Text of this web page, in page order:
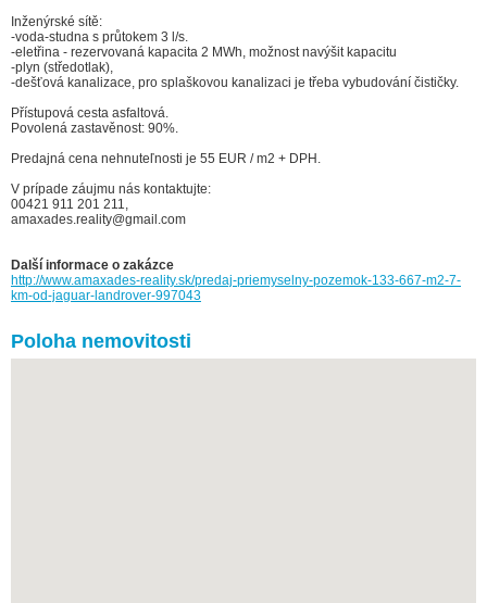
Inženýrské sítě:
-voda-studna s průtokem 3 l/s.
-eletřina - rezervovaná kapacita 2 MWh, možnost navýšit kapacitu
-plyn (středotlak),
-dešťová kanalizace, pro splaškovou kanalizaci je třeba vybudování čističky.
Přístupová cesta asfaltová.
Povolená zastavěnost: 90%.
Predajná cena nehnuteľnosti je 55 EUR / m2 + DPH.
V prípade záujmu nás kontaktujte:
00421 911 201 211,
amaxades.reality@gmail.com
Další informace o zakázce
http://www.amaxades-reality.sk/predaj-priemyselny-pozemok-133-667-m2-7-
km-od-jaguar-landrover-997043
Poloha nemovitosti